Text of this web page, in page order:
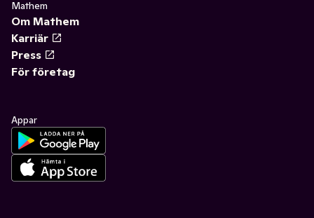
Mathem
Om Mathem
Karriär
Press
För företag
Appar